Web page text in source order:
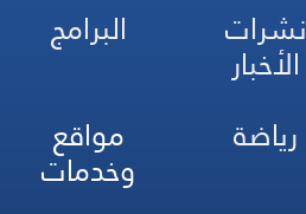
نشرات
الأخبار
البرامج
رياضة مواقع
وخدمات